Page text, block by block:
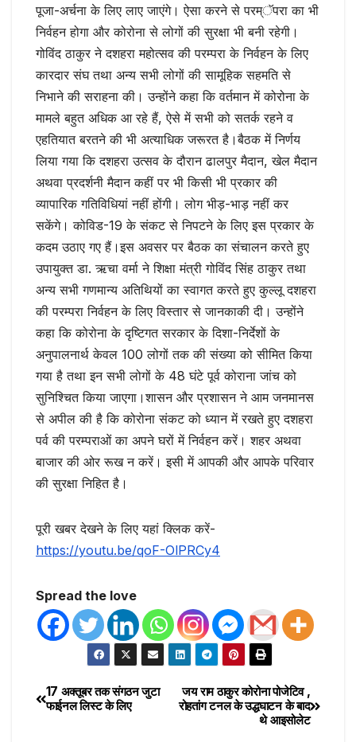
पूजा-अर्चना के लिए लाए जाएंगे। ऐसा करने से परम्ॅपरा का भी
निर्वहन होगा और कोरोना से लोगों की सुरक्षा भी बनी रहेगी।
गोविंद ठाकुर ने दशहरा महोत्सव की परम्परा के निर्वहन के लिए
कारदार संघ तथा अन्य सभी लोगों की सामूहिक सहमति से
निभाने की सराहना की। उन्होंने कहा कि वर्तमान में कोरोना के
मामले बहुत अधिक आ रहे हैं, ऐसे में सभी को सतर्क रहने व
एहतियात बरतने की भी अत्याधिक जरूरत है।बैठक में निर्णय
लिया गया कि दशहरा उत्सव के दौरान ढालपुर मैदान, खेल मैदान
अथवा प्रदर्शनी मैदान कहीं पर भी किसी भी प्रकार की
व्यापारिक गतिविधियां नहीं होंगी। लोग भीड़-भाड़ नहीं कर
सकेंगे। कोविड-19 के संकट से निपटने के लिए इस प्रकार के
कदम उठाए गए हैं।इस अवसर पर बैठक का संचालन करते हुए
उपायुक्त डा. ऋचा वर्मा ने शिक्षा मंत्री गोविंद सिंह ठाकुर तथा
अन्य सभी गणमान्य अतिथियों का स्वागत करते हुए कुल्लू दशहरा
की परम्परा निर्वहन के लिए विस्तार से जानकाकी दी। उन्होंने
कहा कि कोरोना के दृष्टिगत सरकार के दिशा-निर्देशों के
अनुपालनार्थ केवल 100 लोगों तक की संख्या को सीमित किया
गया है तथा इन सभी लोगों के 48 घंटे पूर्व कोराना जांच को
सुनिश्चित किया जाएगा।शासन और प्रशासन ने आम जनमानस
से अपील की है कि कोरोना संकट को ध्यान में रखते हुए दशहरा
पर्व की परम्पराओं का अपने घरों में निर्वहन करें। शहर अथवा
बाजार की ओर रूख न करें। इसी में आपकी और आपके परिवार
की सुरक्षा निहित है।
पूरी खबर देखने के लिए यहां क्लिक करें-
https://youtu.be/qoF-OlPRCy4
Spread the love
जय राम ठाकुर कोरोना पोजेटिव ,
रोहतांग टनल के उद्धघाटन के बाद
थे आइसोलेट
17 अक्तूबर तक संगठन जुटा
फाईनल लिस्ट के लिए